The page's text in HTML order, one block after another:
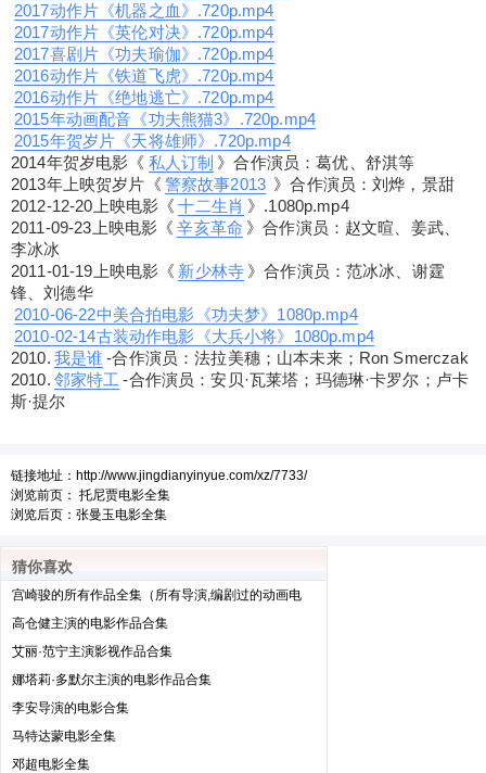
2017动作片《机器之血》.720p.mp4
2017动作片《英伦对决》.720p.mp4
2017喜剧片《功夫瑜伽》.720p.mp4
2016动作片《铁道飞虎》.720p.mp4
2016动作片《绝地逃亡》.720p.mp4
2015年动画配音《功夫熊猫3》.720p.mp4
2015年贺岁片《天将雄师》.720p.mp4
2014年贺岁电影《 私人订制 》合作演员：葛优、舒淇等
2013年上映贺岁片《 警察故事2013 》合作演员：刘烨，景甜
2012-12-20上映电影《 十二生肖 》.1080p.mp4
2011-09-23上映电影《 辛亥革命 》合作演员：赵文暄、姜武、
李冰冰
2011-01-19上映电影《 新少林寺 》合作演员：范冰冰、谢霆
锋、刘德华
2010-06-22中美合拍电影《功夫梦》1080p.mp4
2010-02-14古装动作电影《大兵小将》1080p.mp4
2010. 我是谁 -合作演员：法拉美穗；山本未来；Ron Smerczak
2010. 邻家特工 -合作演员：安贝·瓦莱塔；玛德琳·卡罗尔；卢卡
斯·提尔
链接地址： http://www.jingdianyinyue.com/xz/7733/
浏览前页： 托尼贾电影全集
浏览后页： 张曼玉电影全集
猜你喜欢
宫崎骏的所有作品全集（所有导演,编剧过的动画电
影）
高仓健主演的电影作品合集
艾丽·范宁主演影视作品合集
娜塔莉·多默尔主演的电影作品合集
李安导演的电影合集
马特达蒙电影全集
邓超电影全集